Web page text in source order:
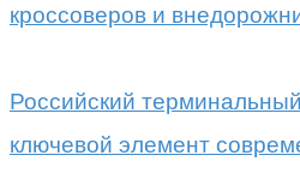
кроссоверов и
Российский
ключевой элемент